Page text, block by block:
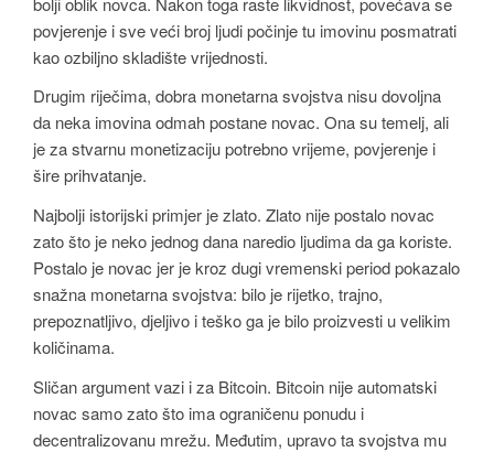
povjerenje i sve veći broj ljudi počinje tu imovinu posmatrati
kao ozbiljno skladište vrijednosti.
Drugim riječima, dobra monetarna svojstva nisu dovoljna
da neka imovina odmah postane novac. Ona su temelj, ali
je za stvarnu monetizaciju potrebno vrijeme, povjerenje i
šire prihvatanje.
Najbolji istorijski primjer je zlato. Zlato nije postalo novac
zato što je neko jednog dana naredio ljudima da ga koriste.
Postalo je novac jer je kroz dugi vremenski period pokazalo
snažna monetarna svojstva: bilo je rijetko, trajno,
prepoznatljivo, djeljivo i teško ga je bilo proizvesti u velikim
količinama.
Sličan argument vazi i za Bitcoin. Bitcoin nije automatski
novac samo zato što ima ograničenu ponudu i
decentralizovanu mrežu. Međutim, upravo ta svojstva mu